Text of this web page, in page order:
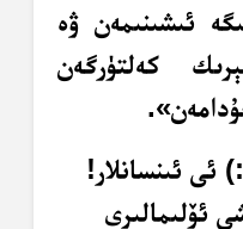
ئىشىنىمەن ۋە
كەلتۈرگەن
ئى ئىنسانلار!
ئۆلىمالىرى